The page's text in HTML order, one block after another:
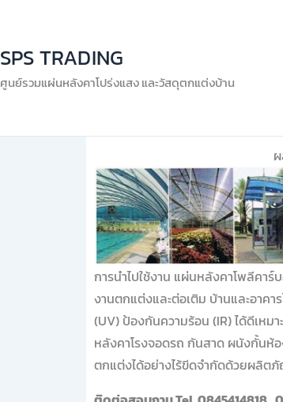
SPS TRADING
ศูนย์รวมแผ่นหลังคาโปร่งแสง และวัสดุตกแต่งบ้าน
การนำไปใช้งาน แผ่นหลังคาโพลีคาร์
งานตกแต่งและต่อเติม บ้านและอาค
(UV) ป้องกันความร้อน (IR) ได้ดีเหมา
หลังคาโรงจอดรถ กันสาด ผนังกั้นห้
ตกแต่งได้อย่างไร้ขีดจำกัดด้วยผลิ